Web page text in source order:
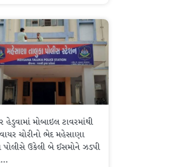
હેડુવામાં મોબાઇલ ટાવરમાંથી
ચોરીનો ભેદ મહેસાણા
પોલીસે ઉકેલી બે ઈસમોને ઝડપી